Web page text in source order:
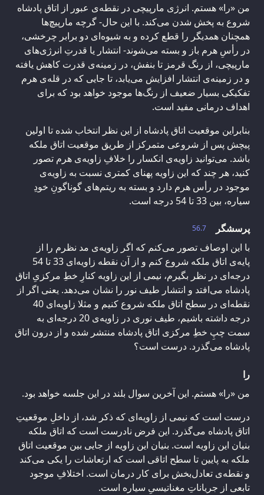
من «را» هستم. انرژی مارپیچی در نقطه‌ی عبور از اتاق پادشاه
شروع به پخش شدن می‌کند. با این حال- گرچه مارپیچ‌ها
همچنان همدیگر را قطع کرده و به شیوه‌ای دو برابر چرخشی،
در رأسِ هرم باز و بسته می‌شوند- انتشار یا قدرتِ انرژی‌های
مارپیچی، از رنگ قرمز تا بنفش، در زمینه‌ی قدرت کاهش یافته
و در زمینه‌ی انتشار افزایش می‌یابد، تا جایی که در قله‌ی هرم
تفکیکی بسیار ضعیف از رنگ‌ها موجود خواهد بود که برای
اهداف درمانی مفید است.
بنابراین موقعیت اتاق پادشاه از این نظر انتخاب شده تا اولین
پیچش پس از شروعی متمرکز از طریق موقعیت اتاق ملکه
باشد. می‌توانید زاویه‌ی انکسار را خلافِ زاویه‌ی هرم تصور
کنید، هر چند که این زاویه پهنای کمتری نسبت به زاویه‌ی
موجود در رأس هرم دارد و بسته به ریتم‌های گوناگونِ خودِ
سیاره، بین 33 تا 54 درجه است.
56.7
پرسشگر
با این اوصاف تصور می‌کنم که اگر زاویه‌ی مد نظرم را از
پایه‌ی اتاق ملکه شروع کنم و از آن نقطه زاویه‌ای 33 تا 54
درجه‌ای در نظر بگیرم، نیمی از این زاویه کنارِ خطِ مرکزیِ اتاق
پادشاه می‌افتد و انتشار طیف نور را نشان می‌دهد. یعنی اگر از
نقطه‌ای در سطح اتاق ملکه شروع کنیم و مثلا زاویه‌ای 40
درجه داشته باشیم، طیف نوری در زاویه‌ی 20 درجه‌ای به
سمت چپِ خطِ مرکزی اتاق پادشاه منتشر شده و از درون اتاق
پادشاه می‌گذرد. درست است؟
را
من «را» هستم. این آخرین سوال بلند در این جلسه خواهد بود.
درست است که نیمی از زاویه‌ای که ذکر شد، از داخلِ موقعیتِ
اتاق پادشاه می‌گذرد. این فرض نادرست است که اتاق ملکه
بنیان این زاویه است. بنیان این زاویه از جایی بین موقعیت اتاق
ملکه به پایین تا سطح اتاقی است که ارتعاشات را یکی می‌کند
و نقطه‌ی تعادل‌بخش برای کار درمان است. اختلافِ موجود
تابعی از جریاناتِ مغناتیسیِ سیاره است.